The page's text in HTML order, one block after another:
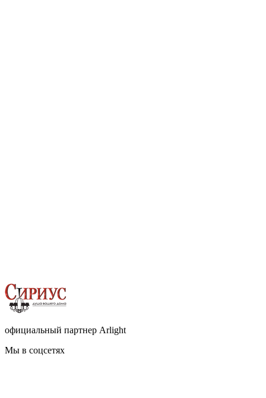
официальный партнер Arlight
Мы в соцсетях